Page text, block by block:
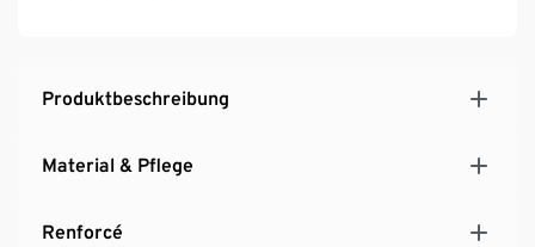
Produktbeschreibung
Material & Pflege
Renforcé